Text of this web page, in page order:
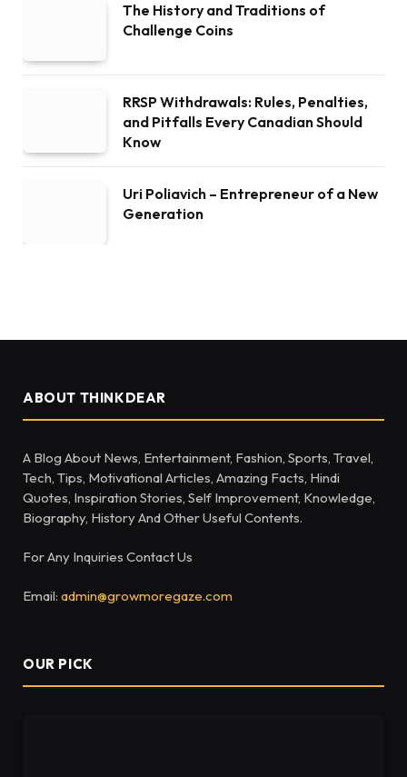
The History and Traditions of
Challenge Coins
RRSP Withdrawals: Rules, Penalties,
and Pitfalls Every Canadian Should
Know
Uri Poliavich – Entrepreneur of a New
Generation
ABOUT THINKDEAR
A Blog About News, Entertainment, Fashion, Sports, Travel,
Tech, Tips, Motivational Articles, Amazing Facts, Hindi
Quotes, Inspiration Stories, Self Improvement, Knowledge,
Biography, History And Other Useful Contents.
For Any Inquiries Contact Us
Email: admin@growmoregaze.com
OUR PICK